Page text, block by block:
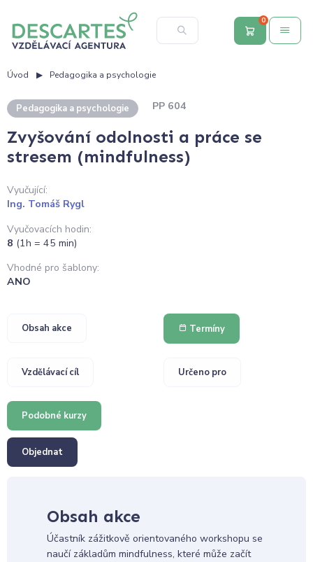
0
Úvod Pedagogika a psychologie
Pedagogika a psychologie PP 604
Zvyšování odolnosti a práce se
stresem (mindfulness)
Vyučující:
Ing. Tomáš Rygl
Vyučovacích hodin:
8 (1h = 45 min)
Vhodné pro šablony:
ANO
Obsah akce Termíny
Vzdělávací cíl Určeno pro
Podobné kurzy
Objednat
Obsah akce
Účastník zážitkově orientovaného workshopu se
naučí základům mindfulness, které může začít